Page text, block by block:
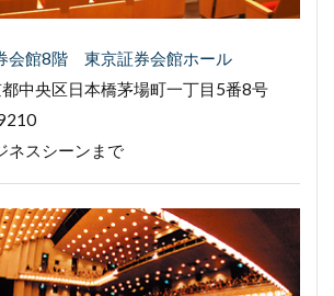
会館8階 東京証券会館ホール
中央区日本橋茅場町一丁目5番8号
ネスシーンまで